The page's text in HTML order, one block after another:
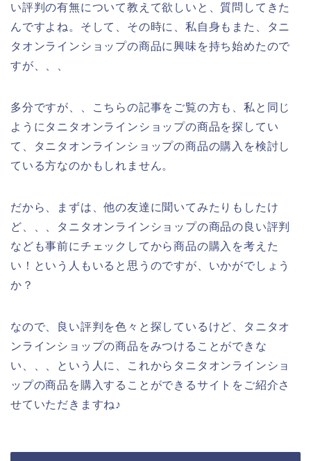
い評判の有無について教えて欲しいと、質問してきた
んですよね。そして、その時に、私自身もまた、タニ
タオンラインショップの商品に興味を持ち始めたので
すが、、、
多分ですが、、こちらの記事をご覧の方も、私と同じ
ようにタニタオンラインショップの商品を探してい
て、タニタオンラインショップの商品の購入を検討し
ている方なのかもしれません。
だから、まずは、他の友達に聞いてみたりもしたけ
ど、、、タニタオンラインショップの商品の良い評判
なども事前にチェックしてから商品の購入を考えた
い！という人もいると思うのですが、いかがでしょう
か？
なので、良い評判を色々と探しているけど、タニタオ
ンラインショップの商品をみつけることができな
い、、、という人に、これからタニタオンラインショ
ップの商品を購入することができるサイトをご紹介さ
せていただきますね♪